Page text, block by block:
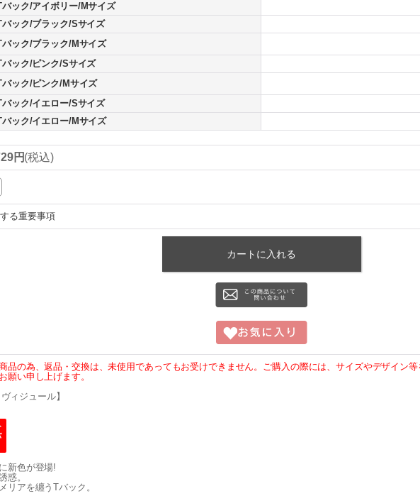
ック/アイボリー/Mサイズ
ック/ブラック/Sサイズ
ック/ブラック/Mサイズ
ック/ピンク/Sサイズ
ック/ピンク/Mサイズ
ック/イエロー/Sサイズ
ック/イエロー/Mサイズ
円(税込)
る重要事項
品の為、返品・交換は、未使用であってもお受けできません。ご購入の際には、サイズやデザイン
願い申し上げます。
ィジュール】
新色が登場!
惑。
リアを纏うTバック。